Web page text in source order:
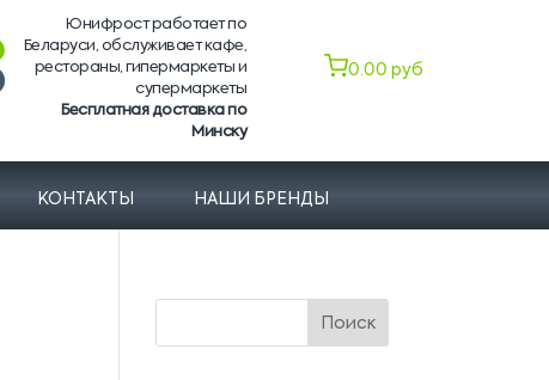
Юнифрост работает по
Беларуси, обслуживает кафе,
рестораны, гипермаркеты и
супермаркеты
Бесплатная доставка по
Минску
0.00руб
КОНТАКТЫ НАШИ БРЕНДЫ
Поиск